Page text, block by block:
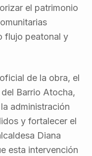
el patrimonio
flujo peatonal y
de la obra, el
Barrio Atocha,
administración
y fortalecer el
Diana
esta intervención